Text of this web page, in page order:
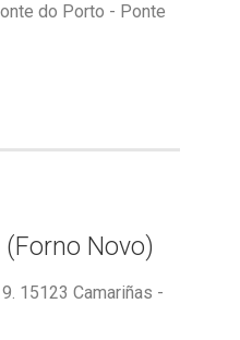
do Porto - Ponte
(Forno Novo)
15123 Camariñas -